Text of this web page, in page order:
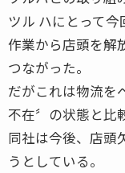
ツル ハにとって
作業から店頭を解
つながった。
だがこれは物流を
不在〞の状態と比
同社は今後、店頭
うとしている。